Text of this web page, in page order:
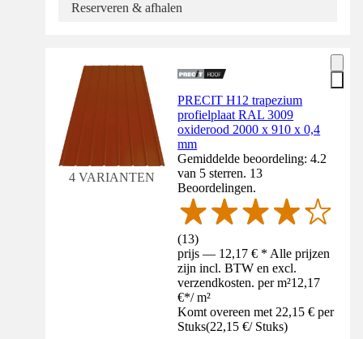
Reserveren & afhalen
4 VARIANTEN
PRECIT H12 trapezium
profielplaat RAL 3009
oxiderood 2000 x 910 x 0,4
mm
Gemiddelde beoordeling: 4.2
van 5 sterren. 13
Beoordelingen.
(13)
prijs — 12,17 € * Alle prijzen
zijn incl. BTW en excl.
verzendkosten. per m²12,17
€*/ m²
Komt overeen met 22,15 € per
Stuks(22,15 €/ Stuks)